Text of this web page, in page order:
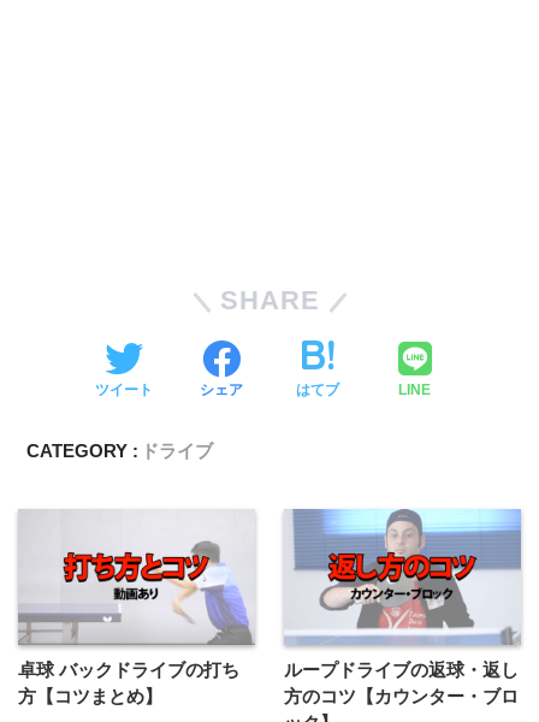
SHARE
ツイート シェア はてブ LINE
CATEGORY : ドライブ
卓球 バックドライブの打ち
方【コツまとめ】
ループドライブの返球・返し
方のコツ【カウンター・ブロ